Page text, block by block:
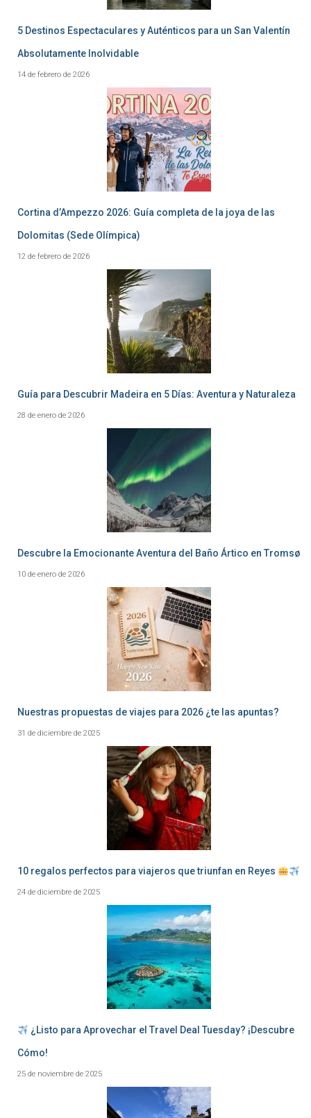
5 Destinos Espectaculares y Auténticos para un San Valentín
Absolutamente Inolvidable
14 de febrero de 2026
Cortina d’Ampezzo 2026: Guía completa de la joya de las
Dolomitas (Sede Olímpica)
12 de febrero de 2026
Guía para Descubrir Madeira en 5 Días: Aventura y Naturaleza
28 de enero de 2026
Descubre la Emocionante Aventura del Baño Ártico en Tromsø
10 de enero de 2026
Nuestras propuestas de viajes para 2026 ¿te las apuntas?
31 de diciembre de 2025
10 regalos perfectos para viajeros que triunfan en Reyes
24 de diciembre de 2025
¿Listo para Aprovechar el Travel Deal Tuesday? ¡Descubre
Cómo!
25 de noviembre de 2025